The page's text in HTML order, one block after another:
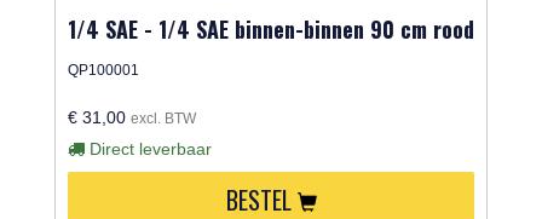
1/4 SAE - 1/4 SAE binnen-binnen 90 cm rood
QP100001
€ 31,00 excl. BTW
Direct leverbaar
BESTEL